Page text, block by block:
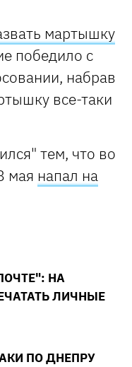
мартышку
победило с
набрав
все-таки
тем, что во
мая напал на
НА
ЛИЧНЫЕ
ПО ДНЕПРУ